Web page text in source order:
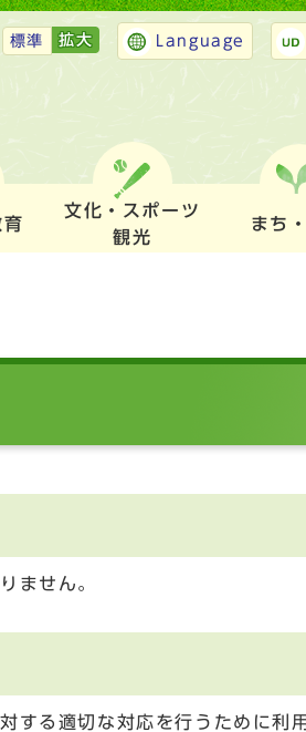
標準 拡大 Language
育
文化・スポーツ
観光
まち
ません。
る適切な対応を行うために利